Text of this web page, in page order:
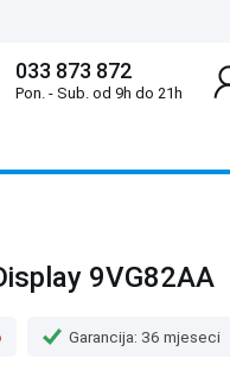
033 873 872
Pon. - Sub. od 9h do 21h
9VG82AA
Garancija: 36 mjeseci